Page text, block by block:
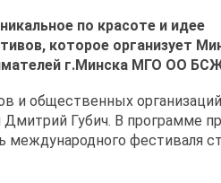
по красоте и идее
которое организует
г.Минска МГО ОО
и общественных
Губич. В программе
международного фестиваля